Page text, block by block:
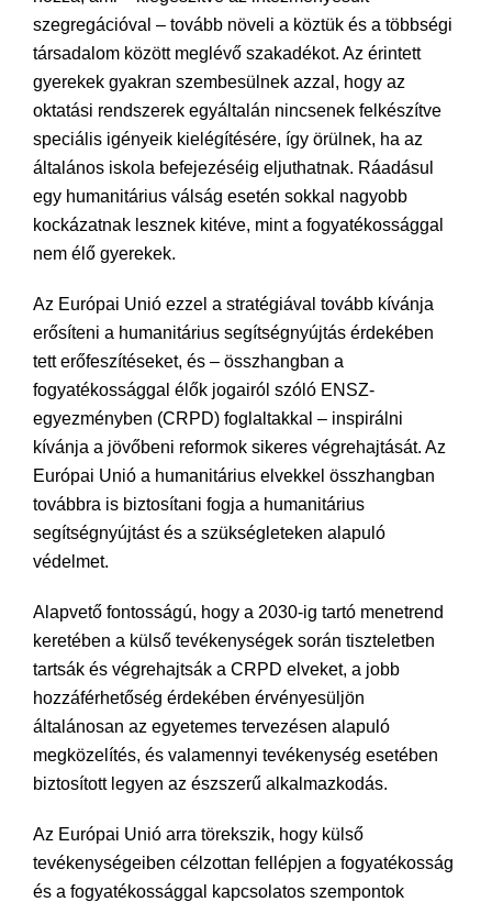
szegregációval – tovább növeli a köztük és a többségi
társadalom között meglévő szakadékot. Az érintett
gyerekek gyakran szembesülnek azzal, hogy az
oktatási rendszerek egyáltalán nincsenek felkészítve
speciális igényeik kielégítésére, így örülnek, ha az
általános iskola befejezéséig eljuthatnak. Ráadásul
egy humanitárius válság esetén sokkal nagyobb
kockázatnak lesznek kitéve, mint a fogyatékossággal
nem élő gyerekek.
Az Európai Unió ezzel a stratégiával tovább kívánja
erősíteni a humanitárius segítségnyújtás érdekében
tett erőfeszítéseket, és – összhangban a
fogyatékossággal élők jogairól szóló ENSZ-
egyezményben (CRPD) foglaltakkal – inspirálni
kívánja a jövőbeni reformok sikeres végrehajtását. Az
Európai Unió a humanitárius elvekkel összhangban
továbbra is biztosítani fogja a humanitárius
segítségnyújtást és a szükségleteken alapuló
védelmet.
Alapvető fontosságú, hogy a 2030-ig tartó menetrend
keretében a külső tevékenységek során tiszteletben
tartsák és végrehajtsák a CRPD elveket, a jobb
hozzáférhetőség érdekében érvényesüljön
általánosan az egyetemes tervezésen alapuló
megközelítés, és valamennyi tevékenység esetében
biztosított legyen az észszerű alkalmazkodás.
Az Európai Unió arra törekszik, hogy külső
tevékenységeiben célzottan fellépjen a fogyatékosság
és a fogyatékossággal kapcsolatos szempontok